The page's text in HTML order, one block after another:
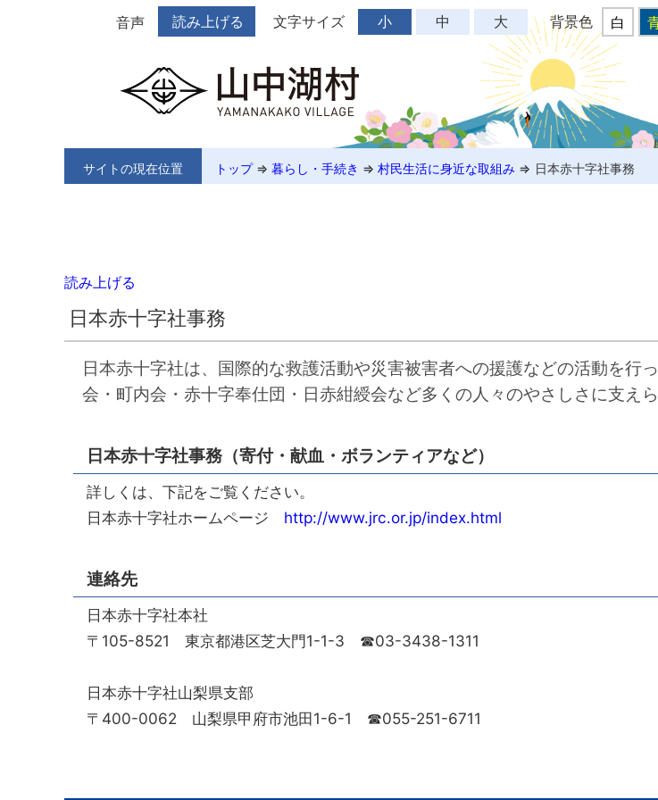
音声 読み上げる 文字サイズ 小 中 大 背景色 白
サイトの現在位置 トップ⇒ 暮らし・手続き ⇒ 村民生活に身近な取組み ⇒ 日本赤十字社事務
読み上げる
日本赤十字社事務
日本赤十字社は、国際的な救護活動や災害被害者への援護などの活動を行
会・町内会・赤十字奉仕団・日赤紺綬会など多くの人々のやさしさに支えら
日本赤十字社事務（寄付・献血・ボランティアなど）
詳しくは、下記をご覧ください。
日本赤十字社ホームページ http://www.jrc.or.jp/index.html
連絡先
日本赤十字社本社
〒105-8521 東京都港区芝大門1-1-3 ☎03-3438-1311
日本赤十字社山梨県支部
〒400-0062 山梨県甲府市池田1-6-1 ☎055-251-6711